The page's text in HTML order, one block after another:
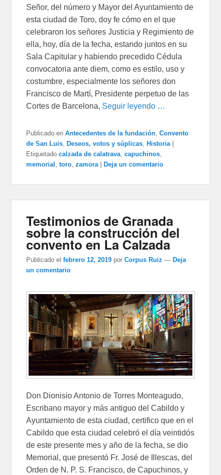
Señor, del número y Mayor del Ayuntamiento de
esta ciudad de Toro, doy fe cómo en el que
celebraron los señores Justicia y Regimiento de
ella, hoy, día de la fecha, estando juntos en su
Sala Capitular y habiendo precedido Cédula
convocatoria ante diem, como es estilo, uso y
costumbre, especialmente los señores don
Francisco de Martí, Presidente perpetuo de las
Cortes de Barcelona, Seguir leyendo …
Publicado en Antecedentes de la fundación,Convento
de San Luis, Deseos, votos y súplicas, Historia
Etiquetado calzada de calatrava,capuchinos,
memorial ,toro,zamora Deja un comentario
Testimonios de Granada
sobre la construcción del
convento en La Calzada
Publicado el febrero 12, 2019 porCorpus Ruiz — Deja
un comentario
Don Dionisio Antonio de Torres Monteagudo,
Escribano mayor y más antiguo del Cabildo y
Ayuntamiento de esta ciudad, certifico que en el
Cabildo que esta ciudad celebró el día veintidós
de este presente mes y año de la fecha, se dio
Memorial, que presentó Fr. José de Illescas, del
Orden de N. P. S. Francisco, de Capuchinos, y